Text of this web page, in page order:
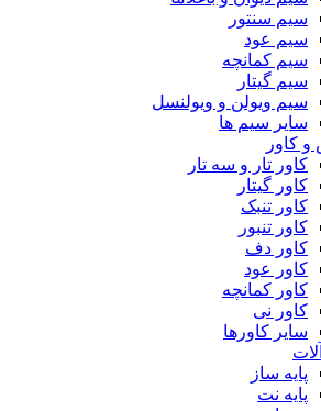
سیم سنتور
سیم عود
سیم کمانچه
سیم گیتار
سیم ویولن و ویولنسل
سایر سیم ها
کاور
کاور تار و سه تار
کاور گیتار
کاور تنبک
کاور تنبور
کاور دف
کاور عود
کاور کمانچه
کاور نی
سایر کاورها
پایه ساز
پایه نت